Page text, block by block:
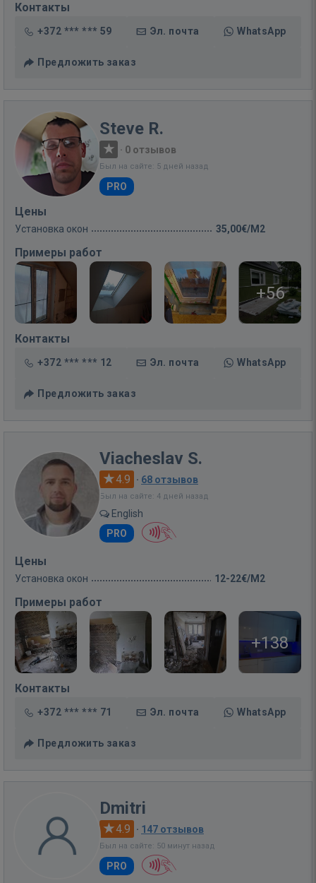
Контакты
+372 *** *** 59 Эл. почта WhatsApp
Предложить заказ
Steve R.
· 0 отзывов
Был на сайте: 5 дней назад
PRO
Цены
Установка окон 35,00€/M2
Примеры работ
+56
Контакты
+372 *** *** 12 Эл. почта WhatsApp
Предложить заказ
Viacheslav S.
4.9 · 68 отзывов
Был на сайте: 4 дней назад
English
PRO
Цены
Установка окон 12-22€/M2
Примеры работ
+138
Контакты
+372 *** *** 71 Эл. почта WhatsApp
Предложить заказ
Dmitri
4.9 · 147 отзывов
Был на сайте: 50 минут назад
PRO